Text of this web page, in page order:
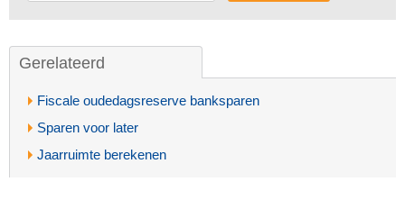
Gerelateerd
Fiscale oudedagsreserve banksparen
Sparen voor later
Jaarruimte berekenen